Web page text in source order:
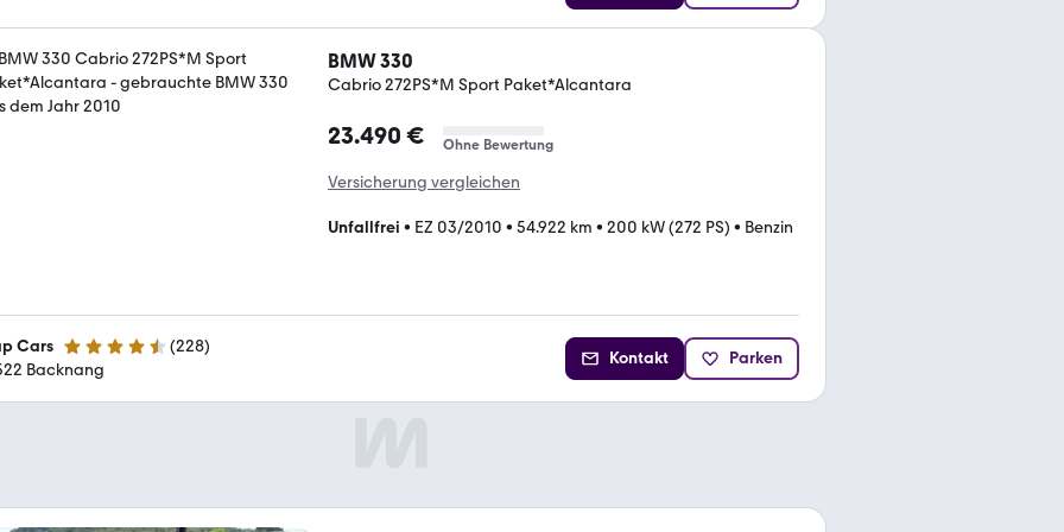
BMW 330
Cabrio 272PS*M Sport Paket*Alcantara
23.490 € Ohne Bewertung
Versicherung vergleichen
Unfallfrei • EZ 03/2010 • 54.922 km • 200 kW (272 PS) • Benzin
Cars 4.7 Sterne (228)
Backnang
Kontakt Parken